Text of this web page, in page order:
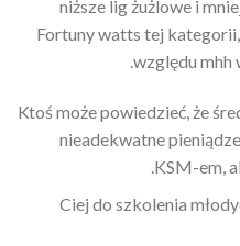
niższe lig żużlowe i
Fortuny watts tej
względu mhh
Ktoś może powiedzieć, że
nieadekwatne
KSM-em,
Ciej do szkolenia